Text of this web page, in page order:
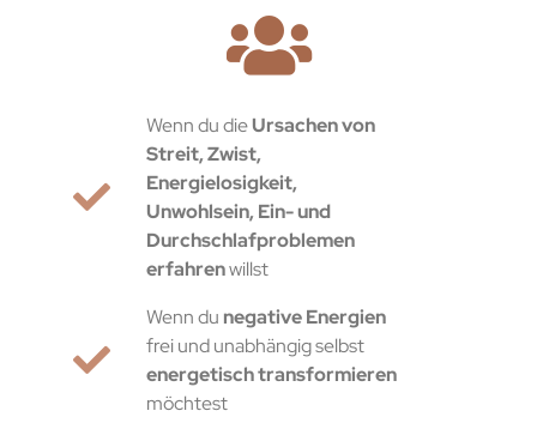
Wenn du dieUrsachen von
Streit, Zwist,
Energielosigkeit,
Unwohlsein, Ein- und
Durchschlafproblemen
erfahrenwillst
Wenn du negative Energien
frei und unabhängig selbst
energetisch transformieren
möchtest